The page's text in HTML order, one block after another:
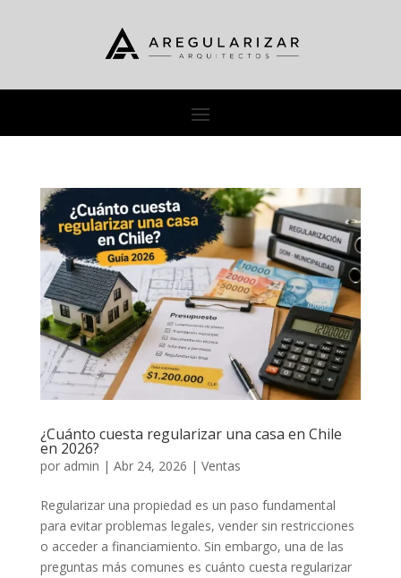
¿Cuánto cuesta regularizar una casa en Chile
en 2026?
por admin | Abr 24, 2026 | Ventas
Regularizar una propiedad es un paso fundamental
para evitar problemas legales, vender sin restricciones
o acceder a financiamiento. Sin embargo, una de las
preguntas más comunes es cuánto cuesta regularizar